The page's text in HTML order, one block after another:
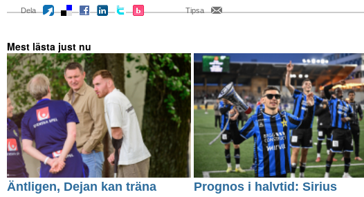
Dela Tipsa
Mest lästa just nu
Äntligen, Dejan kan träna
Prognos i halvtid: Sirius